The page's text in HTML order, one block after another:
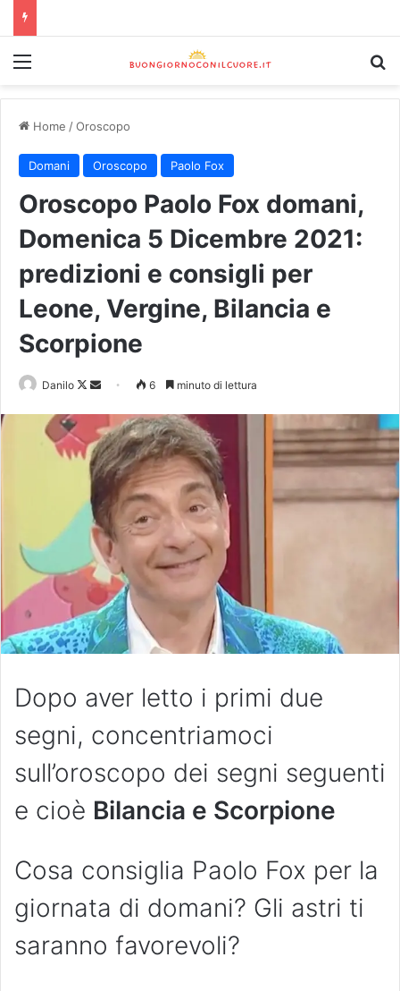
Home /Oroscopo
Domani Oroscopo Paolo Fox
Oroscopo Paolo Fox domani,
Domenica 5 Dicembre 2021:
predizioni e consigli per
Leone, Vergine, Bilancia e
Scorpione
Danilo 6 minuto di lettura
Dopo aver letto i primi due
segni, concentriamoci
sull’oroscopo dei segni seguenti
e cioè Bilancia e Scorpione
Cosa consiglia Paolo Fox per la
giornata di domani? Gli astri ti
saranno favorevoli?